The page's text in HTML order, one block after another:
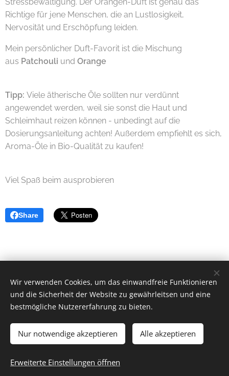
Richtige für jene Menschen, die an Lustlosigkeit,
Nervosität und Erschöpfung leiden.
Mein persönlicher Duft-Favorit ist die Mischung
aus Patchouli und Orange
Tipp: Viele ätherische Öle sollten nur verdünnt
angewendet werden, weil sie sonst die Haut und
Schleimhaut reizen können - unbedingt auf die
Dosierungsanleitung achten! Außerdem empfiehlt es sich,
Aroma-Öle in Bio-Qualität zu kaufen!
Viel Spaß beim ausprobieren 🤗
Share
Elisabeth Wieden
0660 7671510
Impressum, AGB´s, Datenschutz & Cookie-Richtlinien
Cookies
Wir verwenden Cookies, um das einwandfreie Funktionieren
und die Sicherheit der Website zu gewährleitsen und eine
bestmögliche Nutzererfahrung zu bieten.
Nur notwendige akzeptieren Alle akzeptieren
Erweiterte Einstellungen öffnen